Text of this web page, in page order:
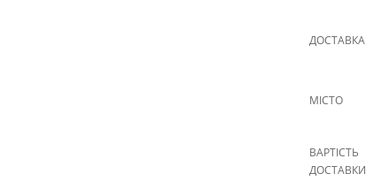
ДОСТАВКА
МІСТО
ВАРТІСТЬ
ДОСТАВКИ